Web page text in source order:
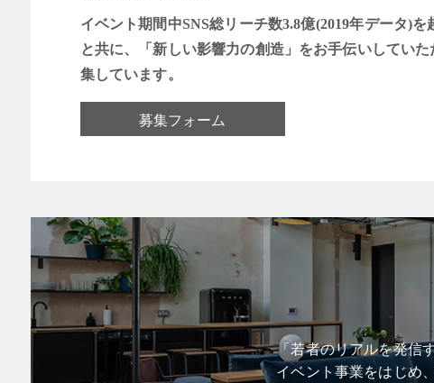
イベント期間中SNS総リーチ数3.8億(2019年データ)
と共に、「新しい影響力の創造」をお手伝いしてい
集しています。
募集フォーム
「若者のリアルを発信
イベント事業をはじめ